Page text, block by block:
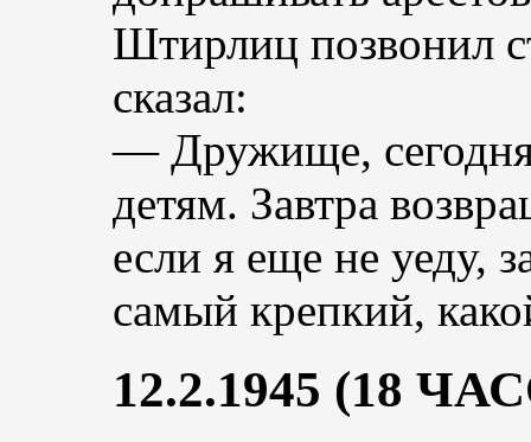
Штирлиц позвонил
сказал:
— Дружище, сегодня
детям. Завтра
если я еще не уеду,
самый крепкий,
12.2.1945 (18